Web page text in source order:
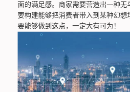
面的满足感。商家需要营造出一种无
要构建能够把消费者带入到某种幻想
要能够做到这点，一定大有可为！